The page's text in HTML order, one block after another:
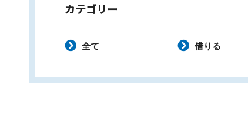
カテゴリー
全て 借りる